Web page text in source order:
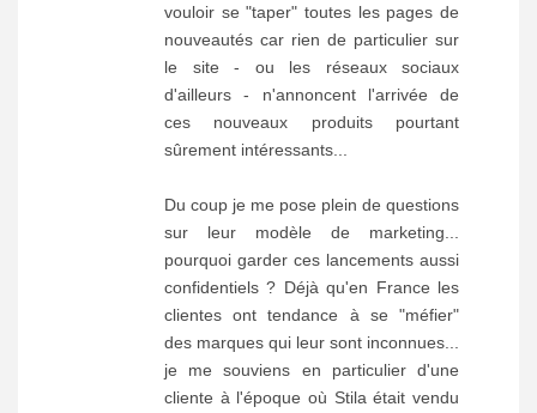
vouloir se "taper" toutes les pages de
nouveautés car rien de particulier sur
le site - ou les réseaux sociaux
d'ailleurs - n'annoncent l'arrivée de
ces nouveaux produits pourtant
sûrement intéressants...
Du coup je me pose plein de questions
sur leur modèle de marketing...
pourquoi garder ces lancements aussi
confidentiels ? Déjà qu'en France les
clientes ont tendance à se "méfier"
des marques qui leur sont inconnues...
je me souviens en particulier d'une
cliente à l'époque où Stila était vendu